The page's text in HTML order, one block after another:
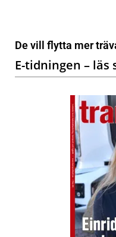
De vill flytta mer
E-tidningen –